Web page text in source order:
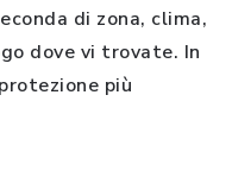
di zona, clima,
dove vi trovate. In
più